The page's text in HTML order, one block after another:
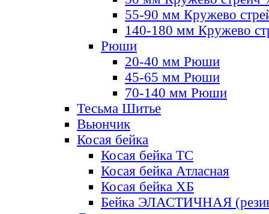
55-90 мм Кружево
140-180 мм Кружево
Рюши
20-40 мм Рюши
45-65 мм Рюши
70-140 мм Рюши
Тесьма Шитье
Вьюнчик
Косая бейка
Косая бейка ТС
Косая бейка Атласная
Косая бейка ХБ
Бейка ЭЛАСТИЧНАЯ